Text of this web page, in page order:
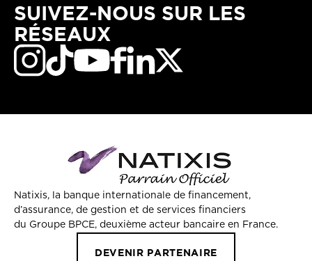
SUIVEZ-NOUS SUR LES
RÉSEAUX
Natixis, la banque internationale de financement,
d’assurance, de gestion et de services financiers
du Groupe BPCE, deuxième acteur bancaire en France.
DEVENIR PARTENAIRE